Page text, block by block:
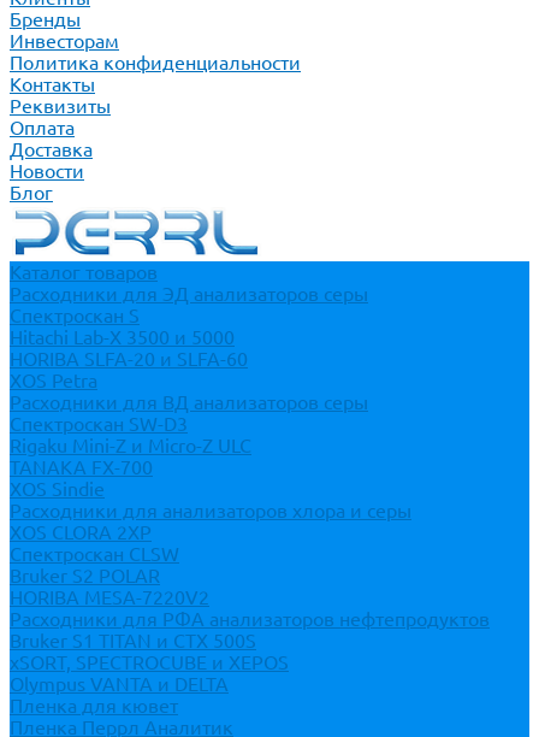
Бренды
Инвесторам
Политика конфиденциальности
Контакты
Реквизиты
Оплата
Доставка
Новости
Блог
Каталог товаров
Расходники для ЭД анализаторов серы
Спектроскан S
Hitachi Lab-X 3500 и 5000
HORIBA SLFA-20 и SLFA-60
XOS Petra
Расходники для ВД анализаторов серы
Спектроскан SW-D3
Rigaku Mini-Z и Micro-Z ULC
TANAKA FX-700
XOS Sindie
Расходники для анализаторов хлора и серы
XOS CLORA 2XP
Спектроскан CLSW
Bruker S2 POLAR
HORIBA MESA-7220V2
Расходники для РФА анализаторов нефтепродуктов
Bruker S1 TITAN и CTX 500S
xSORT, SPECTROCUBE и XEPOS
Olympus VANTA и DELTA
Пленка для кювет
Пленка Перрл Аналитик